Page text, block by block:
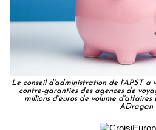
Le conseil d'administration de l'APST a
contre-garanties des agences de
millions d'euros de volume d'affaires
ADragan